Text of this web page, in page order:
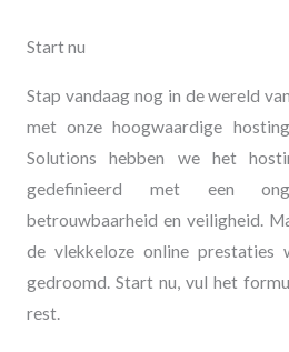
Start nu
Stap vandaag nog in de wereld
met onze hoogwaardige
Solutions hebben we het
gedefinieerd met een
betrouwbaarheid en veiligheid.
de vlekkeloze online
gedroomd. Start nu, vul het
rest.